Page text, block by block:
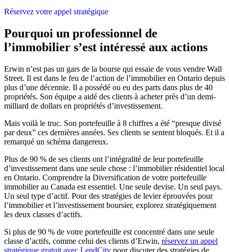
Réservez votre appel stratégique
Pourquoi un professionnel de
l’immobilier s’est intéressé aux actions
Erwin n’est pas un gars de la bourse qui essaie de vous vendre Wall
Street. Il est dans le feu de l’action de l’immobilier en Ontario depuis
plus d’une décennie. Il a possédé ou eu des parts dans plus de 40
propriétés. Son équipe a aidé des clients à acheter près d’un demi-
milliard de dollars en propriétés d’investissement.
Mais voilà le truc. Son portefeuille à 8 chiffres a été “presque divisé
par deux” ces dernières années. Ses clients se sentent bloqués. Et il a
remarqué un schéma dangereux.
Plus de 90 % de ses clients ont l’intégralité de leur portefeuille
d’investissement dans une seule chose : l’immobilier résidentiel local
en Ontario. Comprendre la Diversification de votre portefeuille
immobilier au Canada est essentiel. Une seule devise. Un seul pays.
Un seul type d’actif. Pour des stratégies de levier éprouvées pour
l’immobilier et l’investissement boursier, explorez stratégiquement
les deux classes d’actifs.
Si plus de 90 % de votre portefeuille est concentré dans une seule
classe d’actifs, comme celui des clients d’Erwin, réservez un appel
stratégique gratuit avec LendCity pour discuter des stratégies de